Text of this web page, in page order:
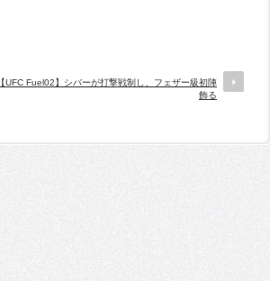
【UFC Fuel02】シバーが打撃戦制し、フェザー級初陣
飾る